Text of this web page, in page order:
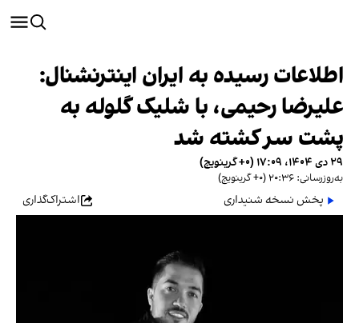
اطلاعات رسیده به ایران اینترنشنال:
علیرضا رحیمی، با شلیک گلوله به
پشت سر کشته شد
۲۹ دی ۱۴۰۴، ۱۷:۰۹ (‎+۰ گرینویچ)
به‌روزرسانی: ۲۰:۳۶ (‎+۰ گرینویچ)
پخش نسخه شنیداری اشتراک‌گذاری